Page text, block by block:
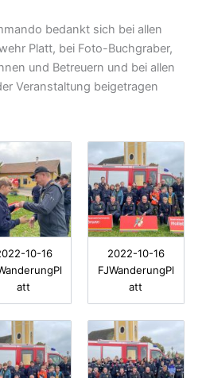
bedankt sich bei allen
Platt, bei Foto-Buchgraber,
und Betreuern und bei allen
Veranstaltung beigetragen
10-16
att
2022-10-16
FJWanderungPl
att